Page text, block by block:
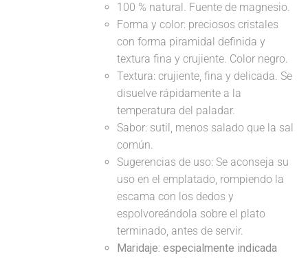
100 % natural. Fuente de magnesio.
Forma y color: preciosos cristales
con forma piramidal definida y
textura fina y crujiente. Color negro.
Textura: crujiente, fina y delicada. Se
disuelve rápidamente a la
temperatura del paladar.
Sabor: sutil, menos salado que la sal
común.
Sugerencias de uso: Se aconseja su
uso en el emplatado, rompiendo la
escama con los dedos y
espolvoreándola sobre el plato
terminado, antes de servir.
Maridaje: especialmente indicada